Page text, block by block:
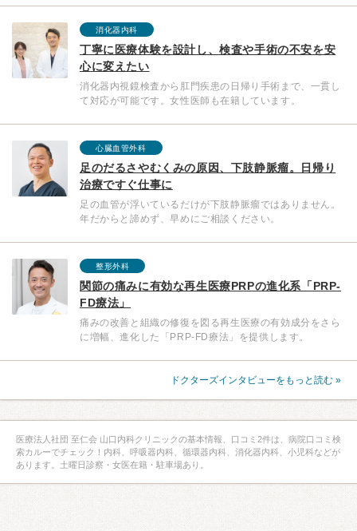
消化器内科
丁寧に医療体験を設計し、検査や手術の不安を安
心に変えたい
消化器内視鏡検査から肛門疾患の日帰り手術まで、一貫し
て対応が可能です。女性医師も在籍しています。
心臓血管外科
足のだるさやむくみの原因、下肢静脈瘤。日帰り
治療ですぐ仕事に
足の血管が浮いているだけが下肢静脈瘤ではありません。
年だからと諦めず、早めにご相談ください。
整形外科
関節の痛みに有効な再生医療PRPの進化系「PRP-
FD療法」
痛みの改善と組織の修復を図る再生医療の有効成分をさら
に増幅、進化した「PRP-FD療法」を提供します。
ドクターズインタビューをもっと読む »
医療法人社団 至仁会 山口内科クリニックの基本情報、口コミ2件は、病院口コミ検
索カルーでチェック！内科、呼吸器内科、循環器内科、消化器内科、小児科などが
あります。土曜日診察・女医在籍・駐車場あり。